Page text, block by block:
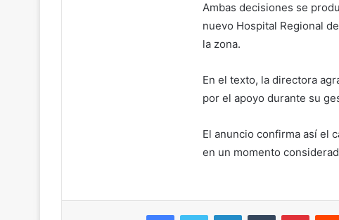
Ambas decisiones se
nuevo Hospital Regional
la zona.
En el texto, la directora
por el apoyo durante su
El anuncio confirma así el
en un momento